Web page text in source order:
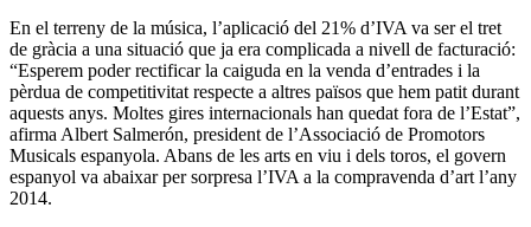
En el terreny de la música, l’aplicació del 21% d’IVA va ser el tret
de gràcia a una situació que ja era complicada a nivell de facturació:
“Esperem poder rectificar la caiguda en la venda d’entrades i la
pèrdua de competitivitat respecte a altres països que hem patit durant
aquests anys. Moltes gires internacionals han quedat fora de l’Estat”,
afirma Albert Salmerón, president de l’Associació de Promotors
Musicals espanyola. Abans de les arts en viu i dels toros, el govern
espanyol va abaixar per sorpresa l’IVA a la compravenda d’art l’any
2014.